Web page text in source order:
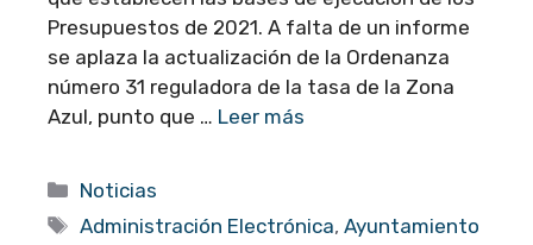
Presupuestos de 2021. A falta de un informe
se aplaza la actualización de la Ordenanza
número 31 reguladora de la tasa de la Zona
Azul, punto que … Leer más
Categorías
Noticias
Etiquetas
Administración Electrónica,Ayuntamiento